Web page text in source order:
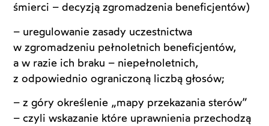
śmierci – decyzją zgromadzenia beneficjentów)
– uregulowanie zasady uczestnictwa
w zgromadzeniu pełnoletnich beneficjentów,
a w razie ich braku – niepełnoletnich,
z odpowiednio ograniczoną liczbą głosów;
– z góry określenie „mapy przekazania sterów”
– czyli wskazanie które uprawnienia przechodzą